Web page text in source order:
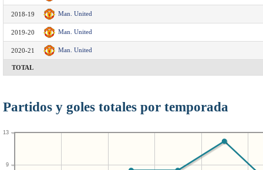
2018-19 Man. United
2019-20 Man. United
2020-21 Man. United
TOTAL
Partidos y goles totales por temporada
9
13